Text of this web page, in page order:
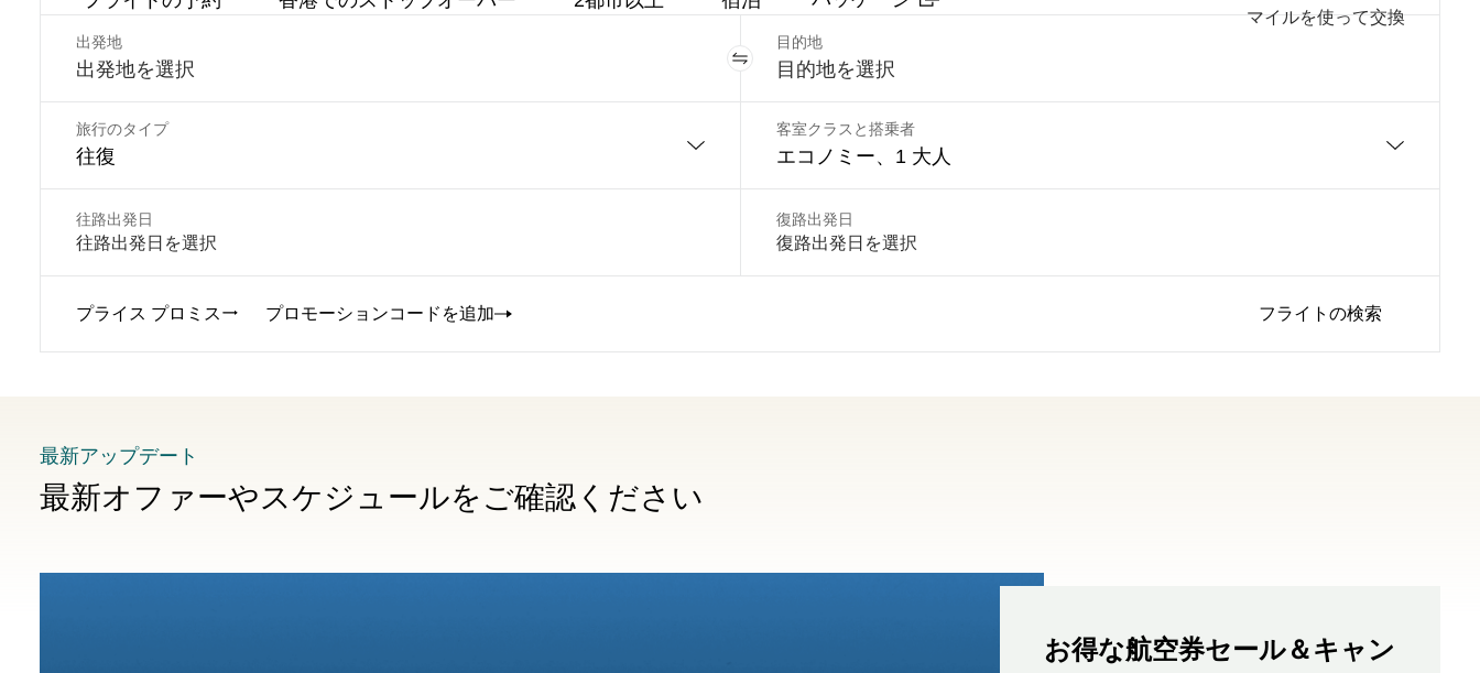
マイルを使って交換
出発地 目的地
旅行のタイプ
往復
客室クラスと搭乗者
エコノミー、1 大人
往路出発日
往路出発日を選択
復路出発日
復路出発日を選択
プライス プロミス プロモーションコードを追加 フライトの検索
最新アップデート
最新オファーやスケジュールをご確認ください
お得な航空券セール＆キャン